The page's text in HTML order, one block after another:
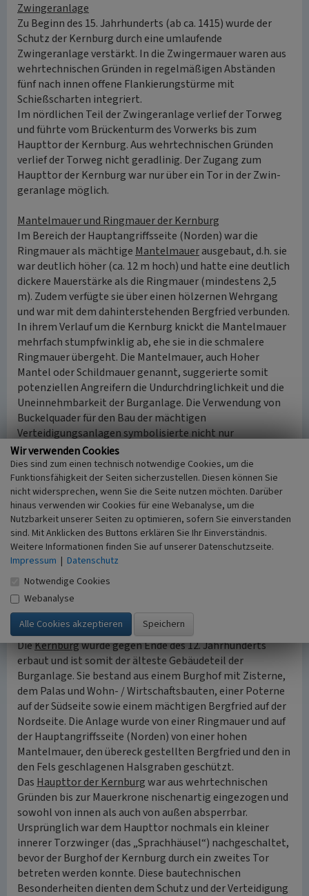
Zwingeranlage
Zu Beginn des 15. Jahrhunderts (ab ca. 1415) wurde der
Schutz der Kernburg durch eine umlaufende
Zwingeranlage verstärkt. In die Zwingermauer waren aus
wehrtechnischen Gründen in regelmäßigen Abständen
fünf nach innen offene Flankierungstürme mit
Schießscharten integriert.
Im nördlichen Teil der Zwingeranlage verlief der Torweg
und führte vom Brückenturm des Vorwerks bis zum
Haupttor der Kernburg. Aus wehrtechnischen Gründen
verlief der Torweg nicht geradlinig. Der Zugang zum
Haupttor der Kernburg war nur über ein Tor in der Zwin-
geranlage möglich.
Mantelmauer und Ringmauer der Kernburg
Im Bereich der Hauptangriffsseite (Norden) war die
Ringmauer als mächtige Mantelmauerausgebaut, d.h. sie
war deutlich höher (ca. 12 m hoch) und hatte eine deutlich
dickere Mauerstärke als die Ringmauer (mindestens 2,5
m). Zudem verfügte sie über einen hölzernen Wehrgang
und war mit dem dahinterstehenden Bergfried verbunden.
In ihrem Verlauf um die Kernburg knickt die Mantelmauer
mehrfach stumpfwinklig ab, ehe sie in die schmalere
Ringmauer übergeht. Die Mantelmauer, auch Hoher
Mantel oder Schildmauer genannt, suggerierte somit
potenziellen Angreifern die Undurchdringlichkeit und die
Uneinnehmbarkeit der Burganlage. Die Verwendung von
Buckelquader für den Bau der mächtigen
Verteidigungsanlagen symbolisierte nicht nur
militärische Stärke, sondern auch Macht und Reichtum.
DieRingmauerumgab die beinah ovale Kernburg und
passte sich dem Geländeverlauf an, so dass sie in
unregelmäßigen Knicken verlief. Zu
Verteidigungszwecken war sie mit Zinnen und hölzernen
Wehrgängen versehen. Die Ringmauer hatte allerdings
keine Schießscharten und die Mauerstärke war deutlich
geringer als die der Mantelmauer. Auf der Südseite der
Ringmauer befindet sich eine rundbogige Tür, wohl eine
Poterne (Ausfallpforte). Im Verlauf nach Norden geht die
Ringmauer in die mächtige Mantelmauer über.
DieKernburgwurde gegen Ende des 12. Jahrhunderts
erbaut und ist somit der älteste Gebäudeteil der
Burganlage. Sie bestand aus einem Burghof mit Zisterne,
dem Palas und Wohn- / Wirtschaftsbauten, einer Poterne
auf der Südseite sowie einem mächtigen Bergfried auf der
Nordseite. Die Anlage wurde von einer Ringmauer und auf
der Hauptangriffsseite (Norden) von einer hohen
Mantelmauer, den übereck gestellten Bergfried und den in
den Fels geschlagenen Halsgraben geschützt.
Das Haupttor der Kernburgwar aus wehrtechnischen
Gründen bis zur Mauerkrone nischenartig eingezogen und
sowohl von innen als auch von außen absperrbar.
Ursprünglich war dem Haupttor nochmals ein kleiner
innerer Torzwinger (das „Sprachhäusel“) nachgeschaltet,
bevor der Burghof der Kernburg durch ein zweites Tor
betreten werden konnte. Diese bautechnischen
Besonderheiten dienten dem Schutz und der Verteidigung
Wir verwenden Cookies
Dies sind zum einen technisch notwendige Cookies, um die
Funktionsfähigkeit der Seiten sicherzustellen. Diesen können Sie
nicht widersprechen, wenn Sie die Seite nutzen möchten. Darüber
hinaus verwenden wir Cookies für eine Webanalyse, um die
Nutzbarkeit unserer Seiten zu optimieren, sofern Sie einverstanden
sind. Mit Anklicken des Buttons erklären Sie Ihr Einverständnis.
Weitere Informationen finden Sie auf unserer Datenschutzseite.
Impressum | Datenschutz
Notwendige Cookies
Webanalyse